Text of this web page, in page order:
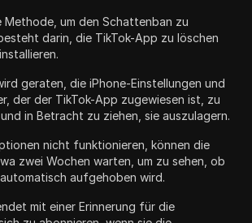
Methode, um den Schattenban zu
darin, die TikTok-App zu löschen
geraten, die iPhone-Einstellungen und
der der TikTok-App zugewiesen ist, zu
in Betracht zu ziehen, sie auszulagern.
nicht funktionieren, können die
zwei Wochen warten, um zu sehen, ob
aufgehoben wird.
mit einer Erinnerung für die